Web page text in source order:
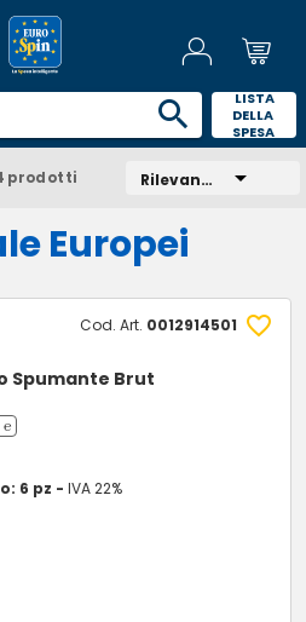
LISTA
DELLA
SPESA
prodotti Rilevanza
Europei
Cod. Art. 0012914501
Spumante Brut
6 pz -IVA 22%